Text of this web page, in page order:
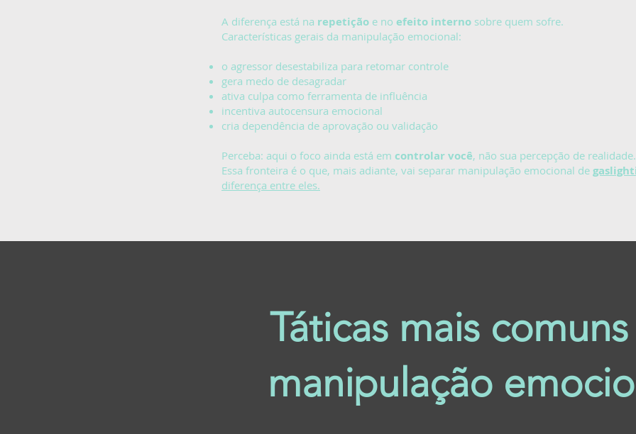
A diferença está na repetição e no efeito interno sobre quem sofre.
Características gerais da manipulação emocional:
o agressor desestabiliza para retomar controle
gera medo de desagradar
ativa culpa como ferramenta de influência
incentiva autocensura emocional
cria dependência de aprovação ou validação
Perceba: aqui o foco ainda está em controlar você, não sua percepção de realidade.
Essa fronteira é o que, mais adiante, vai separar manipulação emocional de
diferença entre eles.
Táticas mais
manipulação